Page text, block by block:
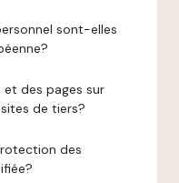
sont-elles
et des pages sur
de tiers?
des